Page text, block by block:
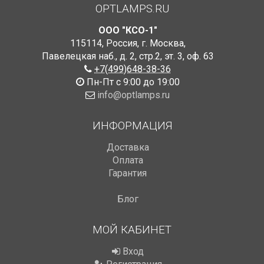
OPTLAMPS.RU
ООО "КСО-1"
115114, Россия, г. Москва,
Павелецкая наб., д. 2, стр.2, эт. 3, оф. 63
+7(499)648-38-36
Пн-Пт с 9:00 до 19:00
info@optlamps.ru
ИНФОРМАЦИЯ
Доставка
Оплата
Гарантия
Блог
МОЙ КАБИНЕТ
Вход